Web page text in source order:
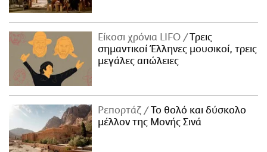
Είκοσι χρόνια LIFO
Tρεις
σημαντικοί Έλληνες μουσικοί, τρεις
μεγάλες απώλειες
Ρεπορτάζ
Το θολό και δύσκολο
μέλλον της Μονής Σινά